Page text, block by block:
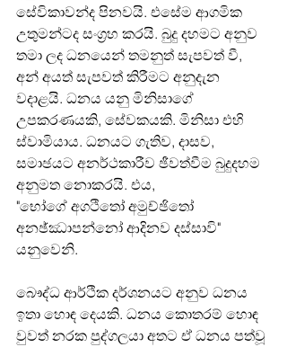
සේවිකාවන්ද පිනවයි. එසේම ආගමික
උතුමන්ටද සංග්‍රහ කරයි. බුදු දහමට අනුව
තමා ලද ධනයෙන් තමනුත් සැපවත් වී,
අන් අයත් සැපවත් කිරීමට අනුදැන
වදාළයි. ධනය යනු මිනිසාගේ
උපකරණයකි, සේවකයකි. මිනිසා එහි
ස්වාමියාය. ධනයට ගැතිව, දාසව,
සමාඡයට අනර්ථකාරීව ඡීවත්වීම බුදුදහම
අනුමත නොකරයි. එය,
"භෝගේ අගථි‍තෝ අමුච්ඡිතෝ
අනඡ්ඣාපන්නෝ ආදිනව දස්සාවි"
යනුවෙනි.
බෞද්ධ ආර්ථික දර්ශනයට අනුව ධනය
ඉතා හොඳ දෙයකි. ධනය කොතරම් හොඳ
වුවත් නරක පුද්ගලයා අතට ඒ ධනය පත්වූ